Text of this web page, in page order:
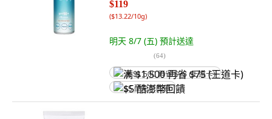
$119
($13.22/10g)
明天 8/7 (五) 預計送達
(64)
满 $1,500 再省 $75 (王道卡)
$5 酷澎幣回饋